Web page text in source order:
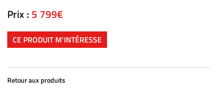
Contact
Prix : 5 799€
CE PRODUIT M'INTÉRESSE
Retour aux produits